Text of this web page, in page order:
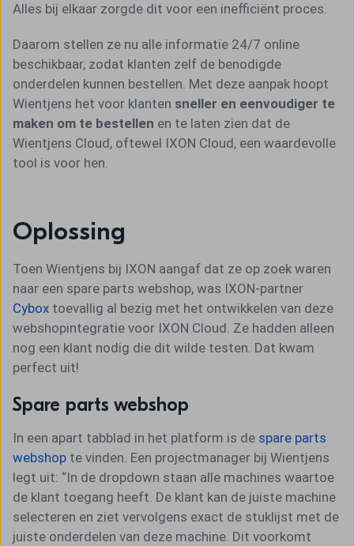
Alles bij elkaar zorgde dit voor een inefficiënt proces.
Daarom stellen ze nu alle informatie 24/7 online
beschikbaar, zodat klanten zelf de benodigde
onderdelen kunnen bestellen. Met deze aanpak hoopt
Wientjens het voor klanten sneller en eenvoudiger te
maken om te bestellen en te laten zien dat de
Wientjens Cloud, oftewel IXON Cloud, een waardevolle
tool is voor hen.
Oplossing
Toen Wientjens bij IXON aangaf dat ze op zoek waren
naar een spare parts webshop, was IXON-partner
Cybox toevallig al bezig met het ontwikkelen van deze
webshopintegratie voor IXON Cloud. Ze hadden alleen
nog een klant nodig die dit wilde testen. Dat kwam
perfect uit!
Spare parts webshop
In een apart tabblad in het platform is de spare parts
webshop te vinden. Een projectmanager bij Wientjens
legt uit: “In de dropdown staan alle machines waartoe
de klant toegang heeft. De klant kan de juiste machine
selecteren en ziet vervolgens exact de stuklijst met de
juiste onderdelen van deze machine. Dit voorkomt